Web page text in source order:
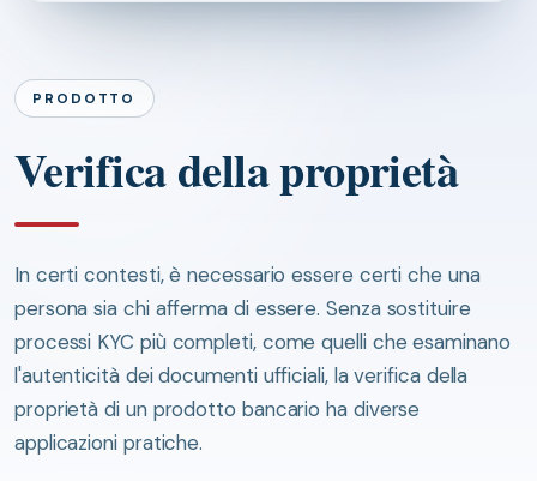
PRODOTTO
Verifica della proprietà
In certi contesti, è necessario essere certi che una
persona sia chi afferma di essere. Senza sostituire
processi KYC più completi, come quelli che esaminano
l'autenticità dei documenti ufficiali, la verifica della
proprietà di un prodotto bancario ha diverse
applicazioni pratiche.